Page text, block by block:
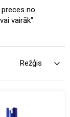
preces no
vairāk".